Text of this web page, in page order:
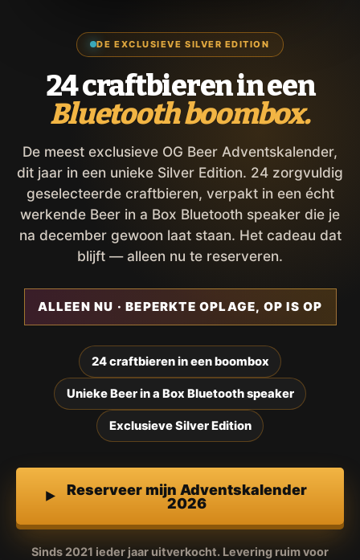
DE EXCLUSIEVE SILVER EDITION
24 craftbieren in een
Bluetooth boombox.
De meest exclusieve OG Beer Adventskalender,
dit jaar in een unieke Silver Edition. 24 zorgvuldig
geselecteerde craftbieren, verpakt in een écht
werkende Beer in a Box Bluetooth speaker die je
na december gewoon laat staan. Het cadeau dat
blijft — alleen nu te reserveren.
ALLEEN NU · BEPERKTE OPLAGE, OP IS OP
24 craftbieren in een boombox
Unieke Beer in a Box Bluetooth speaker
Exclusieve Silver Edition
Reserveer mijn Adventskalender
2026
Sinds 2021 ieder jaar uitverkocht. Levering ruim voor